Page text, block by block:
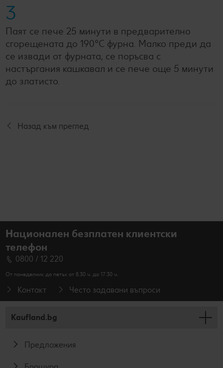
3
Паят се пече 25 минути в предварително
сгорещената до 190°С фурна. Малко преди да
се извади от фурната, се поръсва с
настъргания кашкавал и се пече още 5 минути
до златисто.
Назад към преглед
Национален безплатен клиентски
телефон
0800 / 12 220
От понеделник до петък от 8.30 ч. до 17.30 ч.
Контакт Често задавани въпроси
Kaufland.bg
Предложения